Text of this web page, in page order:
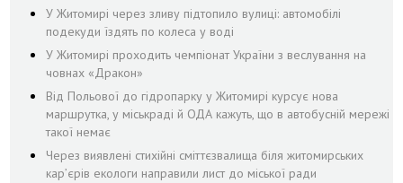
У Житомирі через зливу підтопило вулиці: автомобілі
подекуди їздять по колеса у воді
У Житомирі проходить чемпіонат України з веслування на
човнах «Дракон»
Від Польової до гідропарку у Житомирі курсує нова
маршрутка, у міськраді й ОДА кажуть, що в автобусній мережі
такої немає
Через виявлені стихійні сміттєзвалища біля житомирських
кар’єрів екологи направили лист до міської ради